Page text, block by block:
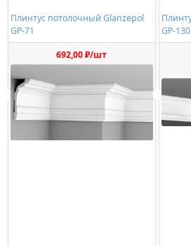
Плинтус потолочный Glanzepol
GP-71
692,00 ₽/шт
GP-130